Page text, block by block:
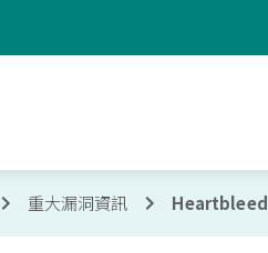
重大漏洞資訊 Heartbleed